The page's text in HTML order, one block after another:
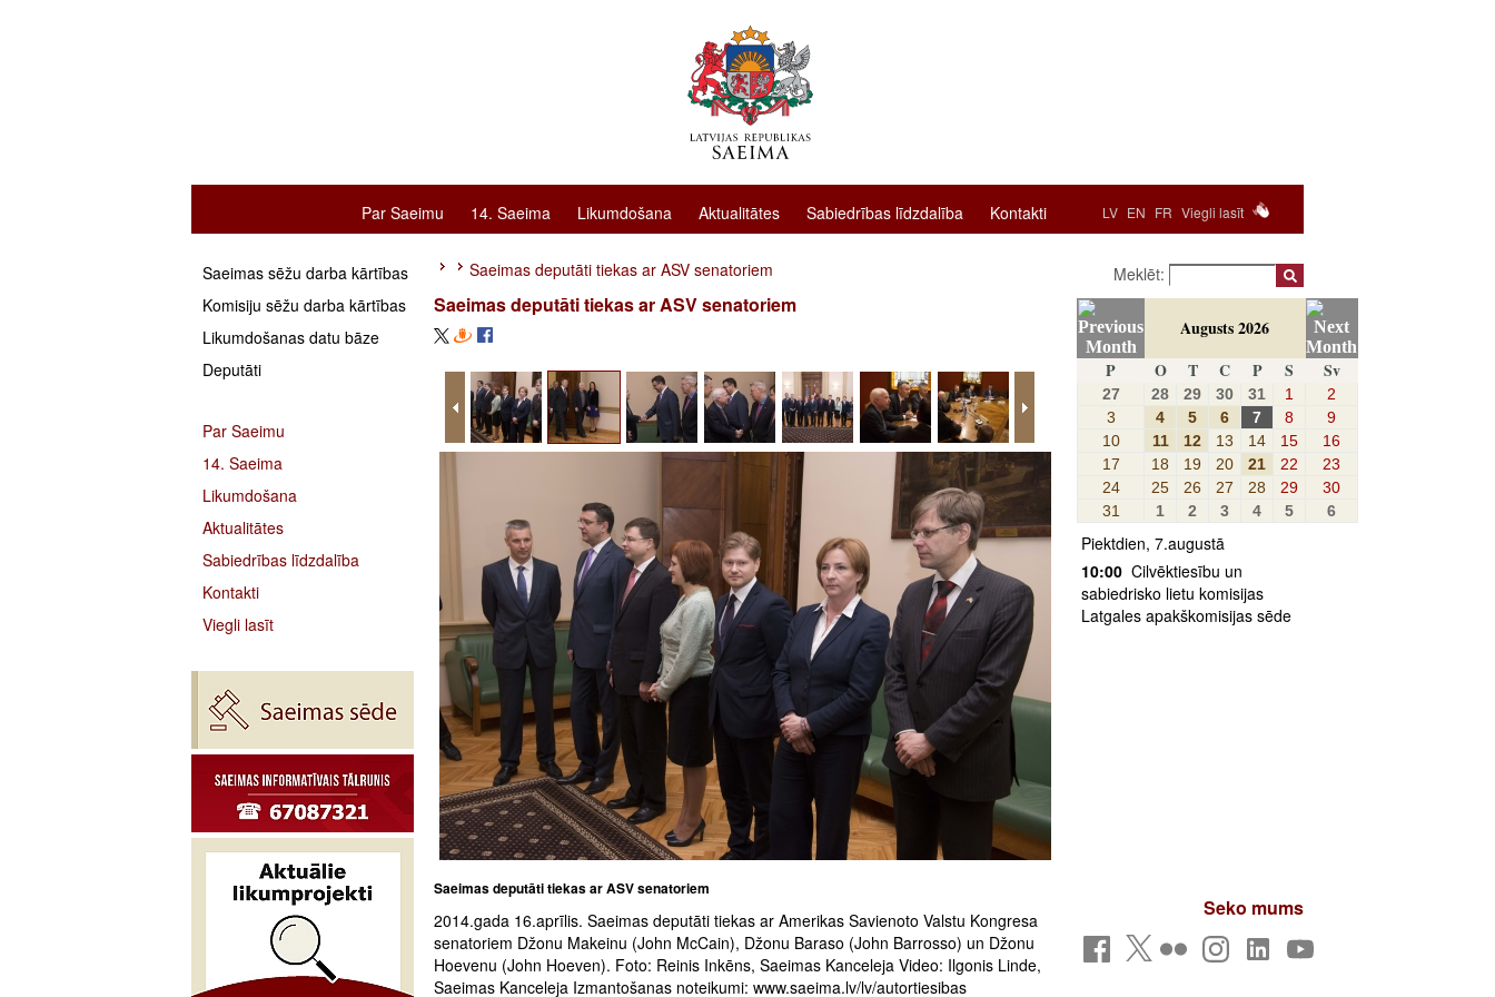
LV EN FR Viegli lasīt
Par Saeimu 14. Saeima Likumdošana Aktualitātes Sabiedrības līdzdalība Kontakti
Saeimas sēžu darba kārtības
Komisiju sēžu darba kārtības
Likumdošanas datu bāze
Deputāti
Par Saeimu
14. Saeima
Likumdošana
Aktualitātes
Sabiedrības līdzdalība
Kontakti
Viegli lasīt
Saeimas deputāti tiekas ar ASV senatoriem
Saeimas deputāti tiekas ar ASV senatoriem
Saeimas deputāti tiekas ar ASV senatoriem
2014.gada 16.aprīlis. Saeimas deputāti tiekas ar Amerikas Savienoto Valstu Kongresa
senatoriem Džonu Makeinu (John McCain), Džonu Baraso (John Barrosso) un Džonu
Hoevenu (John Hoeven). Foto: Reinis Inkēns, Saeimas Kanceleja Video: Ilgonis Linde,
Saeimas Kanceleja Izmantošanas noteikumi: www.saeima.lv/lv/autortiesibas
Meklēt:
Augusts 2026
P
O T C P S Sv
27 28 29 30 31 1
2
3
4 5 6 7 8
9
10
11 12 13 14 15
16
17
18 19 20 21 22
23
24
25 26 27 28 29
30
31
1 2 3 4 5 6
Piektdien, 7.augustā
10:00 Cilvēktiesību un
sabiedrisko lietu komisijas
Latgales apakškomisijas sēde
Seko mums